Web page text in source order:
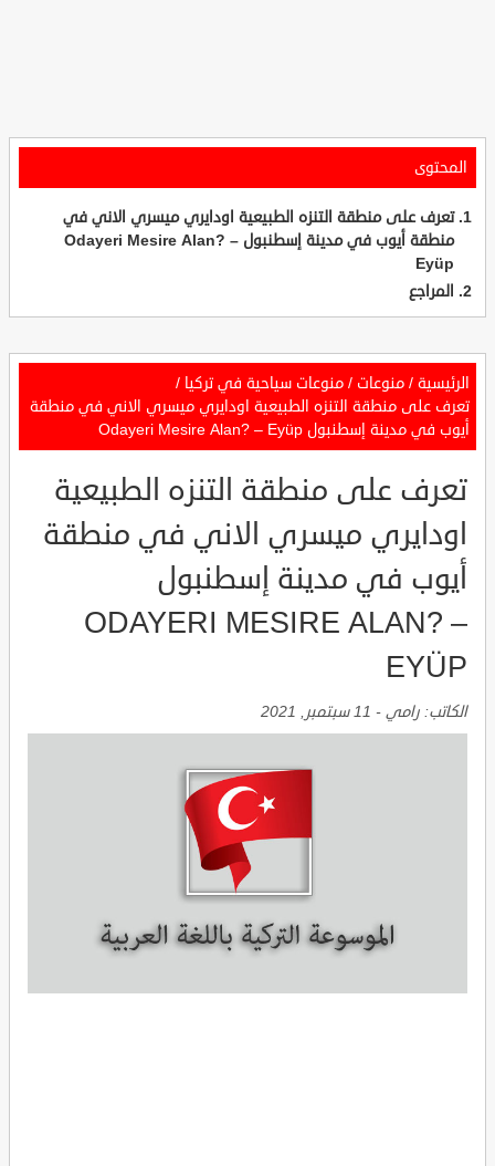
المحتوى
تعرف على منطقة التنزه الطبيعية اودايري ميسري الاني في
منطقة أيوب في مدينة إسطنبول Odayeri Mesire Alan? –
Eyüp
المراجع
الرئيسية / منوعات / منوعات سياحية في تركيا /
تعرف على منطقة التنزه الطبيعية اودايري ميسري الاني في منطقة
أيوب في مدينة إسطنبول Odayeri Mesire Alan? – Eyüp
تعرف على منطقة التنزه الطبيعية
اودايري ميسري الاني في منطقة
أيوب في مدينة إسطنبول
ODAYERI MESIRE ALAN? –
EYÜP
الكاتب: رامي - 11 سبتمبر, 2021